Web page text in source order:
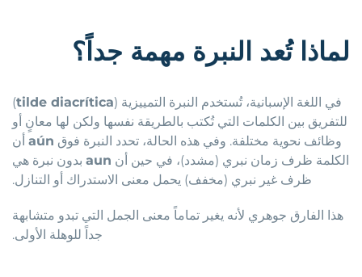
لماذا تُعد النبرة مهمة جداً؟
في اللغة الإسبانية، تُستخدم النبرة التمييزية ( tilde diacrítica
)
للتفريق بين الكلمات التي تُكتب بالطريقة نفسها ولكن لها معانٍ أو
وظائف نحوية مختلفة. وفي هذه الحالة، تحدد النبرة فوق aúnأن
الكلمة ظرف زمان نبري (مشدد)، في حين أن aunبدون نبرة هي
ظرف غير نبري (مخفف) يحمل معنى الاستدراك أو التنازل.
هذا الفارق جوهري لأنه يغير تماماً معنى الجمل التي تبدو متشابهة
جداً للوهلة الأولى.